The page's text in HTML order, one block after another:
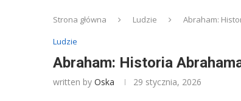
Strona główna Ludzie
Abraham:
Ludzie
Abraham: Historia
written by Oska 29 stycznia, 2026